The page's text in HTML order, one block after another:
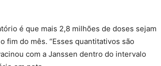
é que mais 2,8 milhões de doses sejam
fim do mês. “Esses quantitativos são
com a Janssen dentro do intervalo